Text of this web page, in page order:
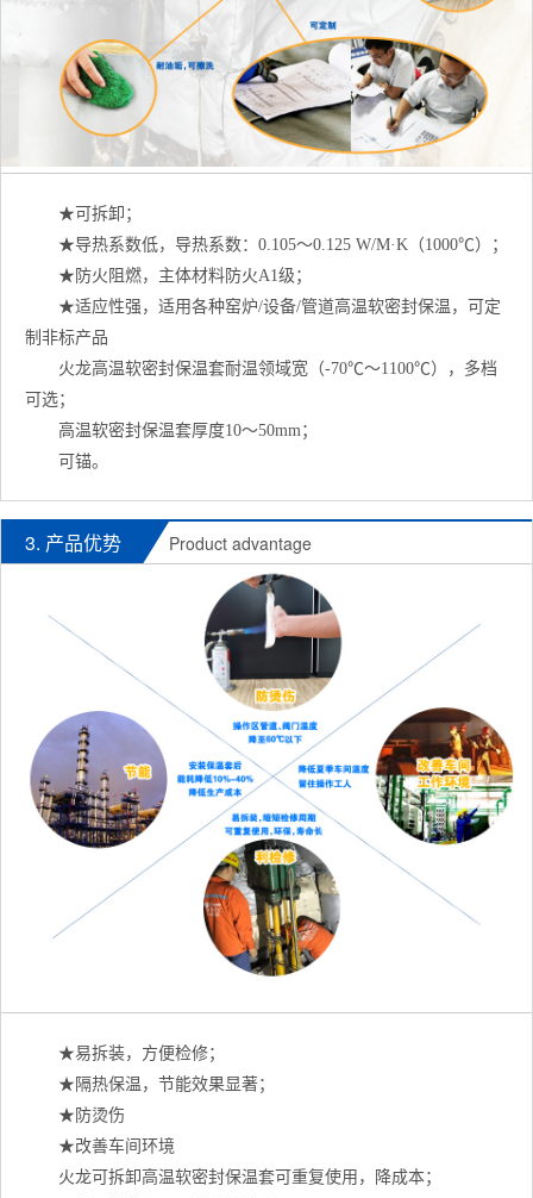
★可拆卸；
★导热系数低，导热系数：0.105～0.125 W/M·K（1000℃）；
★防火阻燃，主体材料防火A1级；
★适应性强，适用各种窑炉/设备/管道高温软密封保温，可定
制非标产品
火龙高温软密封保温套耐温领域宽（-70℃～1100℃），多档
可选；
高温软密封保温套厚度10～50mm；
可锚。
3. 产品优势 Product advantage
★易拆装，方便检修；
★隔热保温，节能效果显著；
★防烫伤
★改善车间环境
火龙可拆卸高温软密封保温套可重复使用，降成本；